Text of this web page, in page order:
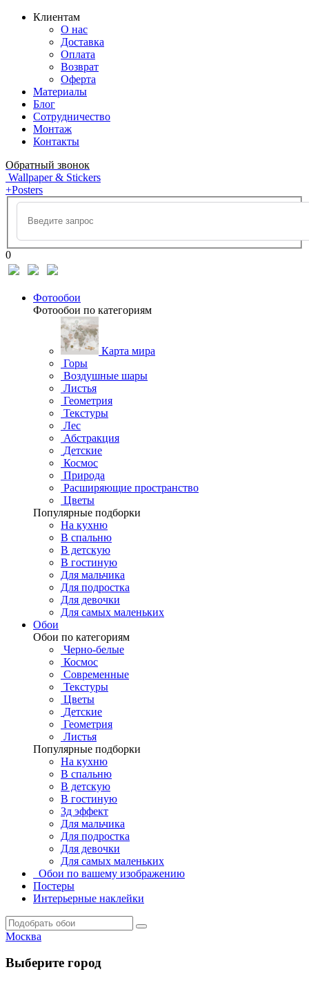
Клиентам
О нас
Доставка
Оплата
Возврат
Оферта
Материалы
Блог
Сотрудничество
Монтаж
Контакты
Обратный звонок
Wallpaper & Stickers
+Posters
0
Фотообои
Фотообои по категориям
Карта мира
Горы
Воздушные шары
Листья
Геометрия
Текстуры
Лес
Абстракция
Детские
Космос
Природа
Расширяющие пространство
Цветы
Популярные подборки
На кухню
В спальню
В детскую
В гостиную
Для мальчика
Для подростка
Для девочки
Для самых маленьких
Обои
Обои по категориям
Черно-белые
Космос
Современные
Текстуры
Цветы
Детские
Геометрия
Листья
Популярные подборки
На кухню
В спальню
В детскую
В гостиную
3д эффект
Для мальчика
Для подростка
Для девочки
Для самых маленьких
Обои по вашему изображению
Постеры
Интерьерные наклейки
Москва
Выберите город